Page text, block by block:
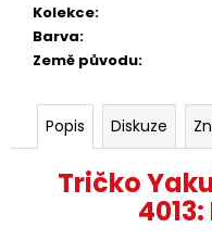
Kolekce:
Barva:
Země původu:
Popis Diskuze
Tričko